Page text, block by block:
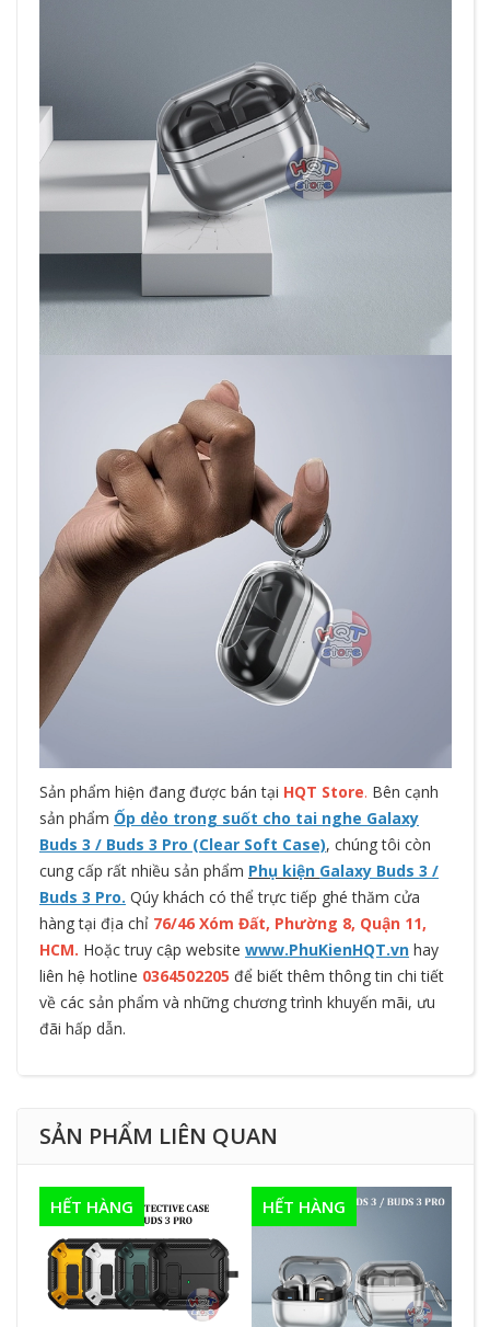
Sản phẩm hiện đang được bán tại HQT Store. Bên cạnh
sản phẩm Ốp dẻo trong suốt cho tai nghe Galaxy
Buds 3 / Buds 3 Pro (Clear Soft Case), chúng tôi còn
cung cấp rất nhiều sản phẩm Phụ kiện Galaxy Buds 3 /
Buds 3 Pro. Qúy khách có thể trực tiếp ghé thăm cửa
hàng tại địa chỉ 76/46 Xóm Đất, Phường 8, Quận 11,
HCM. Hoặc truy cập website www.PhuKienHQT.vn hay
liên hệ hotline 0364502205 để biết thêm thông tin chi tiết
về các sản phẩm và những chương trình khuyến mãi, ưu
đãi hấp dẫn.
SẢN PHẨM LIÊN QUAN
HẾT HÀNG HẾT HÀNG